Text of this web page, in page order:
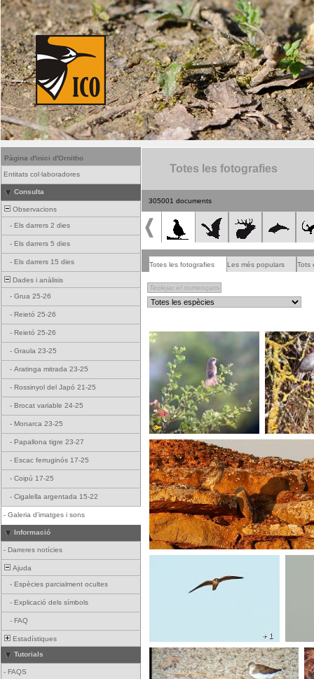
Pàgina d'inici d'Ornitho
Entitats col·laboradores
Consulta
Observacions
- Els darrers 2 dies
- Els darrers 5 dies
- Els darrers 15 dies
Dades i anàlisis
- Grua 25-26
- Reietó 25-26
- Reietó 25-26
- Graula 23-25
- Aratinga mitrada 23-25
- Rossinyol del Japó 21-25
- Brocat variable 24-25
- Monarca 23-25
- Papallona tigre 23-27
- Escac ferruginós 17-25
- Coipú 17-25
- Cigalella argentada 15-22
- Galeria d'imatges i sons
Informació
- Darreres notícies
Ajuda
- Espècies parcialment ocultes
- Explicació dels símbols
- FAQ
Estadístiques
Tutorials
- FAQS
Totes les fotografies
305001 documents
Totes les fotografies Les més populars Tots
+ 1